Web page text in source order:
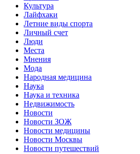
Культура
Лайфхаки
Летние виды спорта
Личный счет
Люди
Места
Мнения
Мода
Народная медицина
Наука
Наука и техника
Недвижимость
Новости
Новости ЗОЖ
Новости медицины
Новости Москвы
Новости путешествий